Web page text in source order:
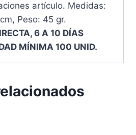
artículo. Medidas:
Peso: 45 gr.
6 A 10 DÍAS
MÍNIMA 100 UNID.